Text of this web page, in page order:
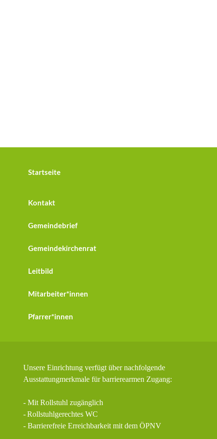
Startseite
Kontakt
Gemeindebrief
Gemeindekirchenrat
Leitbild
Mitarbeiter*innen
Pfarrer*innen
Unsere Einrichtung verfügt über nachfolgende
Ausstattungmerkmale für barrierearmen Zugang:
- Mit Rollstuhl zugänglich
-Rollstuhlgerechtes WC
- Barrierefreie Erreichbarkeit mit dem ÖPNV